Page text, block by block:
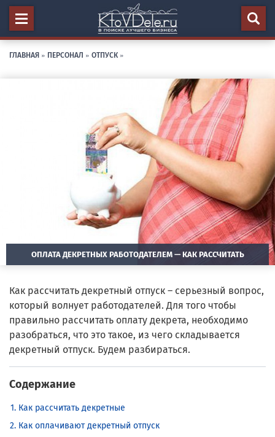
ГЛАВНАЯ » ПЕРСОНАЛ » ОТПУСК »
ОПЛАТА ДЕКРЕТНЫХ РАБОТОДАТЕЛЕМ — КАК РАССЧИТАТЬ
Как рассчитать декретный отпуск – серьезный вопрос,
который волнует работодателей. Для того чтобы
правильно рассчитать оплату декрета, необходимо
разобраться, что это такое, из чего складывается
декретный отпуск. Будем разбираться.
Содержание
Как рассчитать декретные
Как оплачивают декретный отпуск